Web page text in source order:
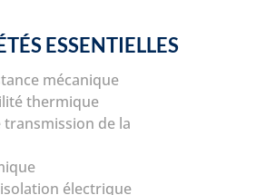
ESSENTIELLES
mécanique
thermique
transmission de la
électrique